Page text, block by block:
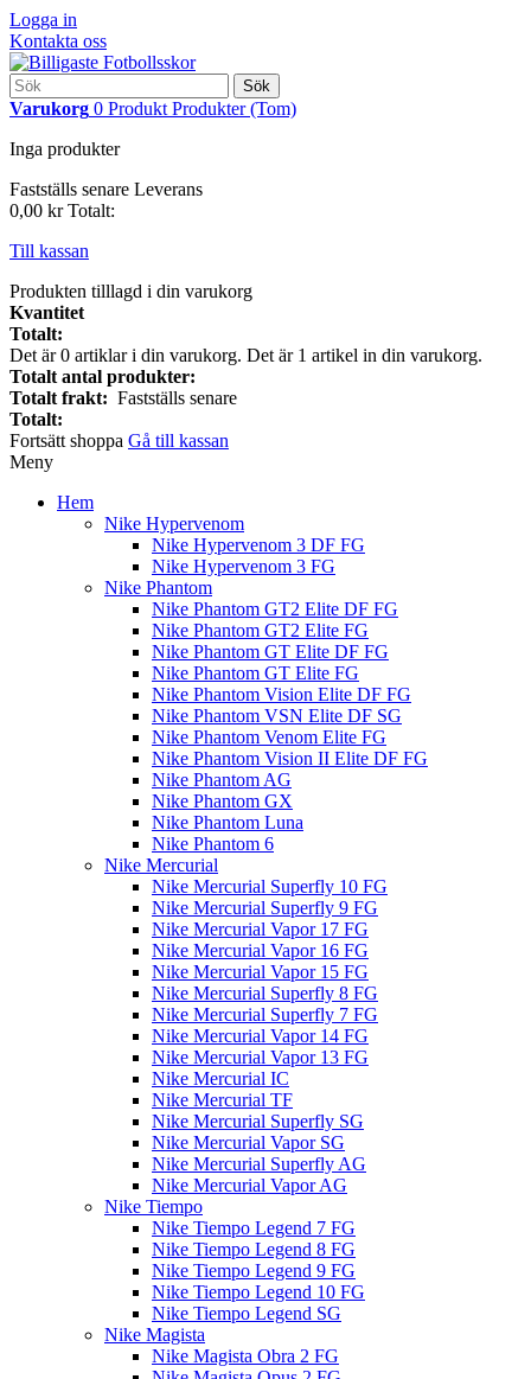
Logga in
Kontakta oss
Sök
Varukorg 0 Produkt Produkter (Tom)
Inga produkter
Fastställs senare Leverans
0,00 kr Totalt:
Till kassan
Produkten tilllagd i din varukorg
Kvantitet
Totalt:
Det är0 artiklar i din varukorg. Det är 1 artikel in din varukorg.
Totalt antal produkter:
Totalt frakt: Fastställs senare
Totalt:
Fortsätt shoppa Gå till kassan
Meny
Hem
Nike Hypervenom
Nike Hypervenom 3 DF FG
Nike Hypervenom 3 FG
Nike Phantom
Nike Phantom GT2 Elite DF FG
Nike Phantom GT2 Elite FG
Nike Phantom GT Elite DF FG
Nike Phantom GT Elite FG
Nike Phantom Vision Elite DF FG
Nike Phantom VSN Elite DF SG
Nike Phantom Venom Elite FG
Nike Phantom Vision II Elite DF FG
Nike Phantom AG
Nike Phantom GX
Nike Phantom Luna
Nike Phantom 6
Nike Mercurial
Nike Mercurial Superfly 10 FG
Nike Mercurial Superfly 9 FG
Nike Mercurial Vapor 17 FG
Nike Mercurial Vapor 16 FG
Nike Mercurial Vapor 15 FG
Nike Mercurial Superfly 8 FG
Nike Mercurial Superfly 7 FG
Nike Mercurial Vapor 14 FG
Nike Mercurial Vapor 13 FG
Nike Mercurial IC
Nike Mercurial TF
Nike Mercurial Superfly SG
Nike Mercurial Vapor SG
Nike Mercurial Superfly AG
Nike Mercurial Vapor AG
Nike Tiempo
Nike Tiempo Legend 7 FG
Nike Tiempo Legend 8 FG
Nike Tiempo Legend 9 FG
Nike Tiempo Legend 10 FG
Nike Tiempo Legend SG
Nike Magista
Nike Magista Obra 2 FG